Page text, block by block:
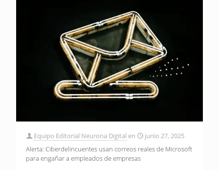
Equipo Editorial Neurona Digital en
junio 27, 2025
Alerta: Ciberdelincuentes usan correos reales de Microsoft
para engañar a empleados de empresas